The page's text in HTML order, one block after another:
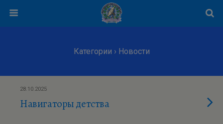
Категории › Новости
28.10.2025
Навигаторы детства